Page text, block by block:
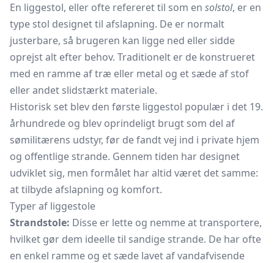
En liggestol, eller ofte refereret til som en solstol, er en
type stol designet til afslapning. De er normalt
justerbare, så brugeren kan ligge ned eller sidde
oprejst alt efter behov. Traditionelt er de konstrueret
med en ramme af træ eller metal og et sæde af stof
eller andet slidstærkt materiale.
Historisk set blev den første liggestol populær i det 19.
århundrede og blev oprindeligt brugt som del af
sømilitærens udstyr, før de fandt vej ind i private hjem
og offentlige strande. Gennem tiden har designet
udviklet sig, men formålet har altid været det samme:
at tilbyde afslapning og komfort.
Typer af liggestole
Strandstole: Disse er lette og nemme at transportere,
hvilket gør dem ideelle til sandige strande. De har ofte
en enkel ramme og et sæde lavet af vandafvisende